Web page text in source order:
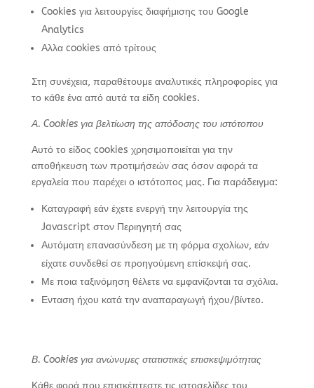
Cookies για λειτουργίες διαφήμισης του Google
Analytics
Αλλα cookies από τρίτους
Στη συνέχεια, παραθέτουμε αναλυτικές πληροφορίες για
το κάθε ένα από αυτά τα είδη cookies.
Α. Cookiesγια βελτίωση της απόδοσης του ιστότοπου
Αυτό το είδος cookies χρησιμοποιείται για την
αποθήκευση των προτιμήσεών σας όσον αφορά τα
εργαλεία που παρέχει ο ιστότοπος μας. Για παράδειγμα:
Καταγραφή εάν έχετε ενεργή την λειτουργία της
Javascript στον Περιηγητή σας
Αυτόματη επανασύνδεση με τη φόρμα σχολίων, εάν
είχατε συνδεθεί σε προηγούμενη επίσκεψή σας.
Με ποια ταξινόμηση θέλετε να εμφανίζονται τα σχόλια.
Ενταση ήχου κατά την αναπαραγωγή ήχου/βίντεο.
Β. Cookiesγια ανώνυμες στατιστικές επισκεψιμότητας
Κάθε φορά που επισκέπτεστε τις ιστοσελίδες του